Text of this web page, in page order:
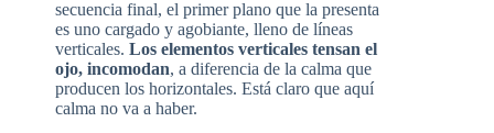
secuencia final, el primer plano que la presenta
es uno cargado y agobiante, lleno de líneas
verticales. Los elementos verticales tensan el
ojo, incomodan, a diferencia de la calma que
producen los horizontales. Está claro que aquí
calma no va a haber.